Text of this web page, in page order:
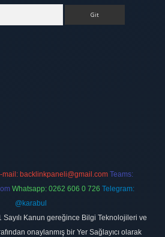
mail: backlinkpaneli@gmail.com Teams:
Whatsapp: 0262 606 0 726 Telegram:
@karabul
Sayılı Kanun gereğince Bilgi Teknolojileri ve
onaylanmış bir Yer Sağlayıcı olarak